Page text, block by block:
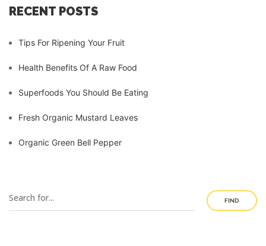
RECENT POSTS
Tips For Ripening Your Fruit
Health Benefits Of A Raw Food
Superfoods You Should Be Eating
Fresh Organic Mustard Leaves
Organic Green Bell Pepper
FIND